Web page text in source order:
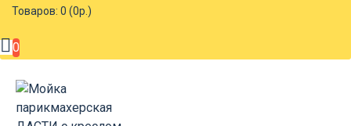
Товаров: 0 (0р.)
0